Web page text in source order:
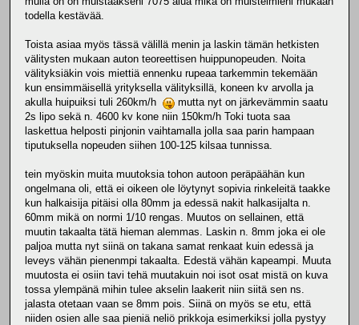
todella kestävää.
Toista asiaa myös tässä välillä menin ja laskin tämän hetkisten
välitysten mukaan auton teoreettisen huippunopeuden. Noita
välityksiäkin vois miettiä ennenku rupeaa tarkemmin tekemään
kun ensimmäisellä yrityksella välityksillä, koneen kv arvolla ja
akulla huipuiksi tuli 260km/h
mutta nyt on järkevämmin saatu
2s lipo sekä n. 4600 kv kone niin 150km/h Toki tuota saa
laskettua helposti pinjonin vaihtamalla jolla saa parin hampaan
tiputuksella nopeuden siihen 100-125 kilsaa tunnissa.
tein myöskin muita muutoksia tohon autoon peräpäähän kun
ongelmana oli, että ei oikeen ole löytynyt sopivia rinkeleitä taakke
kun halkaisija pitäisi olla 80mm ja edessä nakit halkasijalta n.
60mm mikä on normi 1/10 rengas. Muutos on sellainen, että
muutin takaalta tätä hieman alemmas. Laskin n. 8mm joka ei ole
paljoa mutta nyt siinä on takana samat renkaat kuin edessä ja
leveys vähän pienenmpi takaalta. Edestä vähän kapeampi. Muuta
muutosta ei osiin tavi tehä muutakuin noi isot osat mistä on kuva
tossa ylempänä mihin tulee akselin laakerit niin siitä sen ns.
jalasta otetaan vaan se 8mm pois. Siinä on myös se etu, että
niiden osien alle saa pieniä neliö prikkoja esimerkiksi jolla pystyy